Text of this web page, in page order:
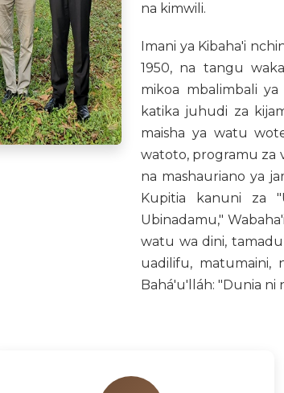
na kimwili.
Imani ya Kibaha'i
1950, na tangu
mikoa mbalimbali ya
katika juhudi za
maisha ya watu
watoto, programu za
na mashauriano ya
Kupitia kanuni za
Ubinadamu,"
watu wa dini,
uadilifu, matumaini,
Bahá'u'lláh: "Dunia ni